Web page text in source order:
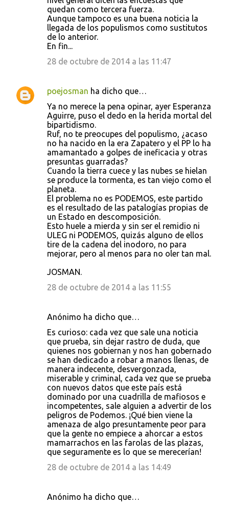
quedan como tercera fuerza.
Aunque tampoco es una buena noticia la
llegada de los populismos como sustitutos
de lo anterior.
En fin...
28 de octubre de 2014 a las 11:47
poejosman ha dicho que…
Ya no merece la pena opinar, ayer Esperanza
Aguirre, puso el dedo en la herida mortal del
bipartidismo.
Ruf, no te preocupes del populismo, ¿acaso
no ha nacido en la era Zapatero y el PP lo ha
amamantado a golpes de ineficacia y otras
presuntas guarradas?
Cuando la tierra cuece y las nubes se hielan
se produce la tormenta, es tan viejo como el
planeta.
El problema no es PODEMOS, este partido
es el resultado de las patalogías propias de
un Estado en descomposición.
Esto huele a mierda y sin ser el remidio ni
ULEG ni PODEMOS, quizás alguno de ellos
tire de la cadena del inodoro, no para
mejorar, pero al menos para no oler tan mal.
JOSMAN.
28 de octubre de 2014 a las 11:55
Anónimo ha dicho que…
Es curioso: cada vez que sale una noticia
que prueba, sin dejar rastro de duda, que
quienes nos gobiernan y nos han gobernado
se han dedicado a robar a manos llenas, de
manera indecente, desvergonzada,
miserable y criminal, cada vez que se prueba
con nuevos datos que este país está
dominado por una cuadrilla de mafiosos e
incompetentes, sale alguien a advertir de los
peligros de Podemos. ¡Qué bien viene la
amenaza de algo presuntamente peor para
que la gente no empiece a ahorcar a estos
mamarrachos en las farolas de las plazas,
que seguramente es lo que se merecerían!
28 de octubre de 2014 a las 14:49
Anónimo ha dicho que…